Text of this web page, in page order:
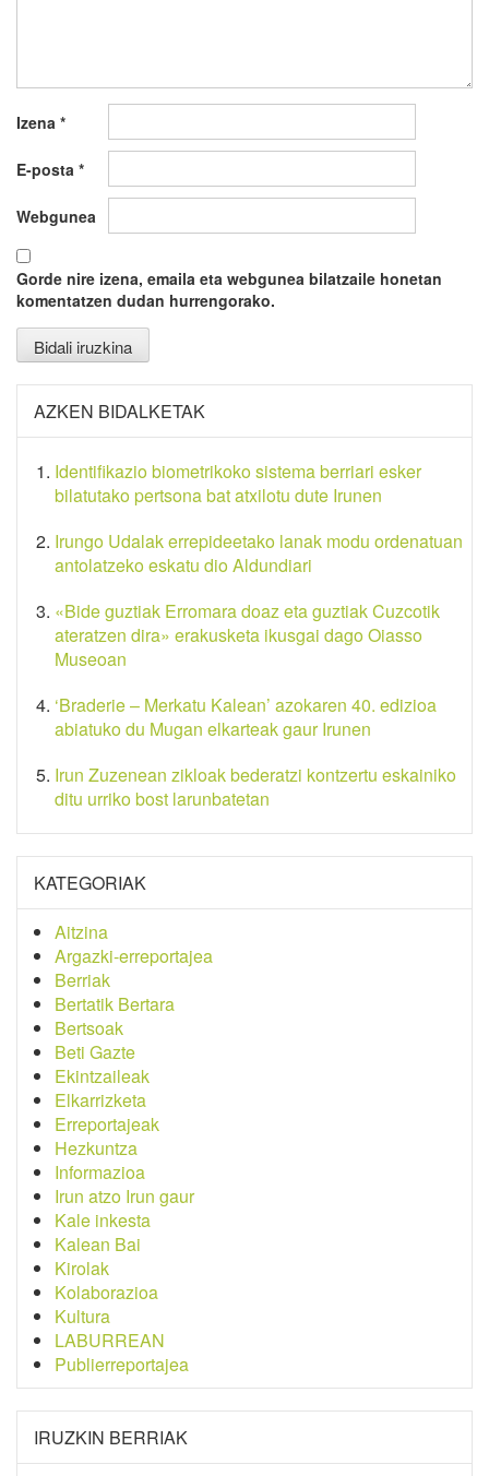
Izena *
E-posta *
Webgunea
Gorde nire izena, emaila eta webgunea bilatzaile honetan
komentatzen dudan hurrengorako.
AZKEN BIDALKETAK
Identifikazio biometrikoko sistema berriari esker
bilatutako pertsona bat atxilotu dute Irunen
Irungo Udalak errepideetako lanak modu ordenatuan
antolatzeko eskatu dio Aldundiari
«Bide guztiak Erromara doaz eta guztiak Cuzcotik
ateratzen dira» erakusketa ikusgai dago Oiasso
Museoan
‘Braderie – Merkatu Kalean’ azokaren 40. edizioa
abiatuko du Mugan elkarteak gaur Irunen
Irun Zuzenean zikloak bederatzi kontzertu eskainiko
ditu urriko bost larunbatetan
KATEGORIAK
Aitzina
Argazki-erreportajea
Berriak
Bertatik Bertara
Bertsoak
Beti Gazte
Ekintzaileak
Elkarrizketa
Erreportajeak
Hezkuntza
Informazioa
Irun atzo Irun gaur
Kale inkesta
Kalean Bai
Kirolak
Kolaborazioa
Kultura
LABURREAN
Publierreportajea
IRUZKIN BERRIAK